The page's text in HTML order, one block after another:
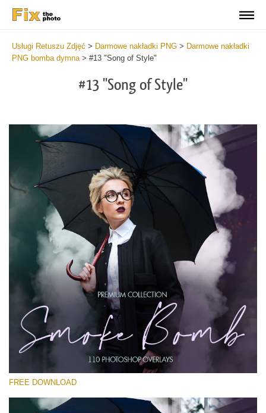
Usługi Retuszu Zdjęć > Darmowe nakładki PNG > Darmowe nakładki
PNG bomba dymna> #13 "Song of Style"
#13 "Song of Style"
Proszę wybrać
Free PNG Overlay #13
Small 800*533px
Smoke Bomb
(110 Overlays)
FREE DOWNLOAD